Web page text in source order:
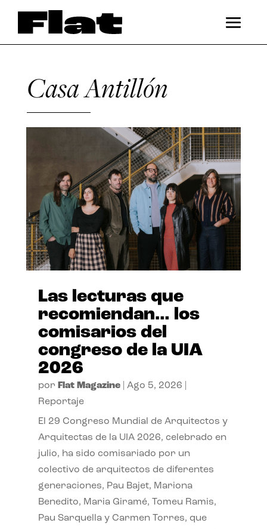
Casa Antillón
Las lecturas que
recomiendan… los
comisarios del
congreso de la UIA
2026
por Flat Magazine| Ago 5, 2026
Reportaje
El 29 Congreso Mundial de Arquitectos y
Arquitectas de la UIA 2026, celebrado en
julio, ha sido comisariado por un
colectivo de arquitectos de diferentes
generaciones, Pau Bajet, Mariona
Benedito, Maria Giramé, Tomeu Ramis,
Pau Sarquella y Carmen Torres, que